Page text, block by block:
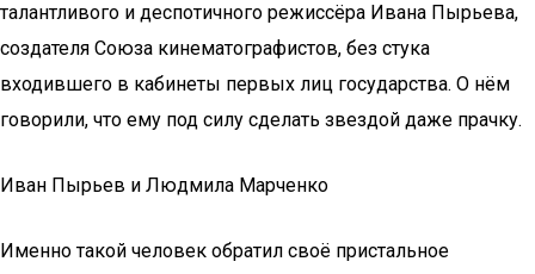
талантливого и деспотичного режиссёра Ивана Пырьева,
создателя Союза кинематографистов, без стука
входившего в кабинеты первых лиц государства. О нём
говорили, что ему под силу сделать звездой даже прачку.
Иван Пырьев и Людмила Марченко
Именно такой человек обратил своё пристальное